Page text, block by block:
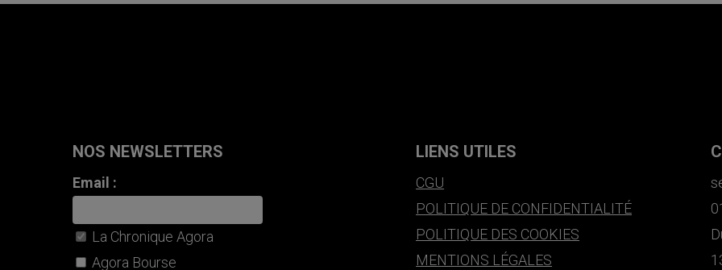
NOS NEWSLETTERS
Email :
La Chronique Agora
Agora Bourse
LIENS UTILES
CGU
POLITIQUE DE CONFIDENTIALITÉ
POLITIQUE DES COOKIES
MENTIONS LÉGALES